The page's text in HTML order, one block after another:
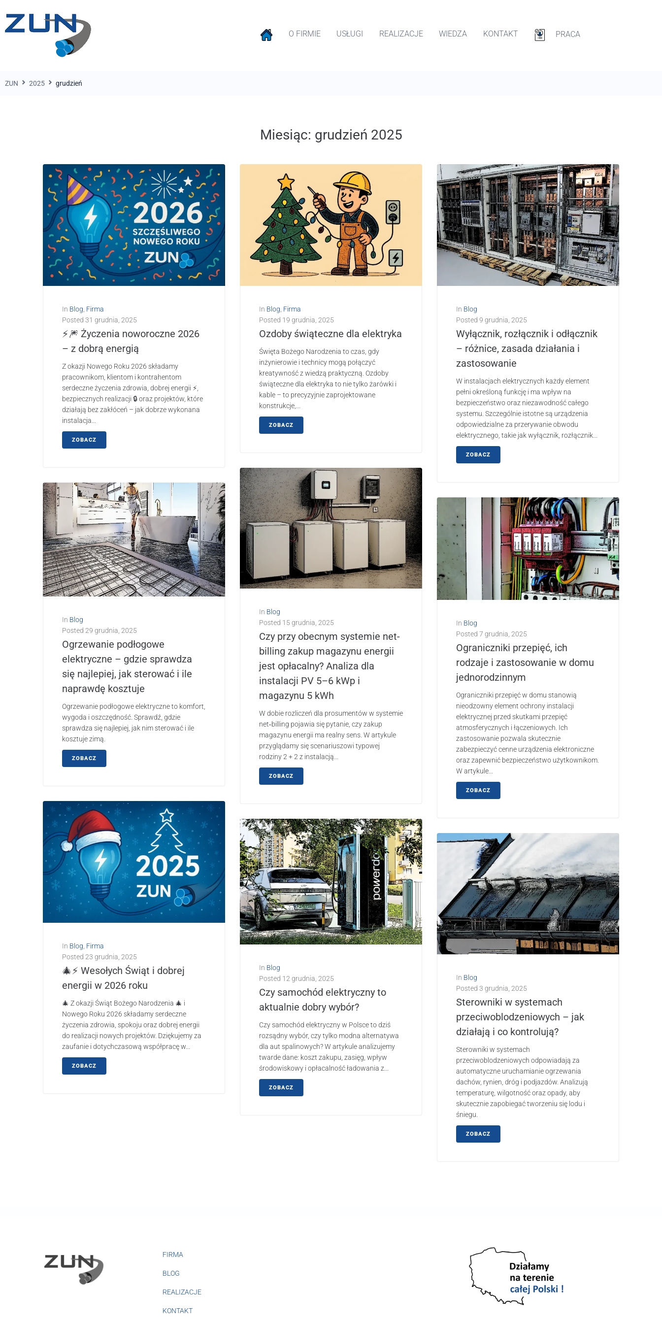
O FIRMIE USŁUGI REALIZACJE WIEDZA KONTAKT PRACA
ZUN 2025 grudzień
Miesiąc: grudzień 2025
In Blog Firma
Posted 31 grudnia, 2025
⚡🎆 Życzenia noworoczne 2026
– z dobrą energią
Z okazji Nowego Roku 2026 składamy
pracownikom, klientom i kontrahentom
serdeczne życzenia zdrowia, dobrej energii ⚡,
bezpiecznych realizacji 🔒 oraz projektów, które
działają bez zakłóceń – jak dobrze wykonana
instalacja...
ZOBACZ
In Blog
Posted 29 grudnia, 2025
Ogrzewanie podłogowe
elektryczne – gdzie sprawdza
się najlepiej, jak sterować i ile
naprawdę kosztuje
Ogrzewanie podłogowe elektryczne to komfort,
wygoda i oszczędność. Sprawdź, gdzie
sprawdza się najlepiej, jak nim sterować i ile
kosztuje zimą.
ZOBACZ
In Blog Firma
Posted 23 grudnia, 2025
🎄⚡ Wesołych Świąt i dobrej
energii w 2026 roku
🎄 Z okazji Świąt Bożego Narodzenia 🎄 i
Nowego Roku 2026 składamy serdeczne
życzenia zdrowia, spokoju oraz dobrej energii
do realizacji nowych projektów. Dziękujemy za
zaufanie i dotychczasową współpracę w...
ZOBACZ
In Blog Firma
Posted 19 grudnia, 2025
Ozdoby świąteczne dla elektryka
Święta Bożego Narodzenia to czas, gdy
inżynierowie i technicy mogą połączyć
kreatywność z wiedzą praktyczną. Ozdoby
świąteczne dla elektryka to nie tylko żarówki i
kable – to precyzyjnie zaprojektowane
konstrukcje,...
ZOBACZ
In Blog
Posted 15 grudnia, 2025
Czy przy obecnym systemie net-
billing zakup magazynu energii
jest opłacalny? Analiza dla
instalacji PV 5–6 kWp i
magazynu 5 kWh
W dobie rozliczeń dla prosumentów w systemie
net‑billing pojawia się pytanie, czy zakup
magazynu energii ma realny sens. W artykule
przyglądamy się scenariuszowi typowej
rodziny 2 + 2 z instalacją...
ZOBACZ
In Blog
Posted 12 grudnia, 2025
Czy samochód elektryczny to
aktualnie dobry wybór?
Czy samochód elektryczny w Polsce to dziś
rozsądny wybór, czy tylko modna alternatywa
dla aut spalinowych? W artykule analizujemy
twarde dane: koszt zakupu, zasięg, wpływ
środowiskowy i opłacalność ładowania z...
ZOBACZ
In Blog
Posted 9 grudnia, 2025
Wyłącznik, rozłącznik i odłącznik
– różnice, zasada działania i
zastosowanie
W instalacjach elektrycznych każdy element
pełni określoną funkcję i ma wpływ na
bezpieczeństwo oraz niezawodność całego
systemu. Szczególnie istotne są urządzenia
odpowiedzialne za przerywanie obwodu
elektrycznego, takie jak wyłącznik, rozłącznik...
ZOBACZ
In Blog
Posted 7 grudnia, 2025
Ograniczniki przepięć, ich
rodzaje i zastosowanie w domu
jednorodzinnym
Ograniczniki przepięć w domu stanowią
nieodzowny element ochrony instalacji
elektrycznej przed skutkami przepięć
atmosferycznych i łączeniowych. Ich
zastosowanie pozwala skutecznie
zabezpieczyć cenne urządzenia elektroniczne
oraz zapewnić bezpieczeństwo użytkownikom.
W artykule...
ZOBACZ
In Blog
Posted 3 grudnia, 2025
Sterowniki w systemach
przeciwoblodzeniowych – jak
działają i co kontrolują?
Sterowniki w systemach
przeciwoblodzeniowych odpowiadają za
automatyczne uruchamianie ogrzewania
dachów, rynien, dróg i podjazdów. Analizują
temperaturę, wilgotność oraz opady, aby
skutecznie zapobiegać tworzeniu się lodu i
śniegu.
ZOBACZ
FIRMA
BLOG
REALIZACJE
KONTAKT